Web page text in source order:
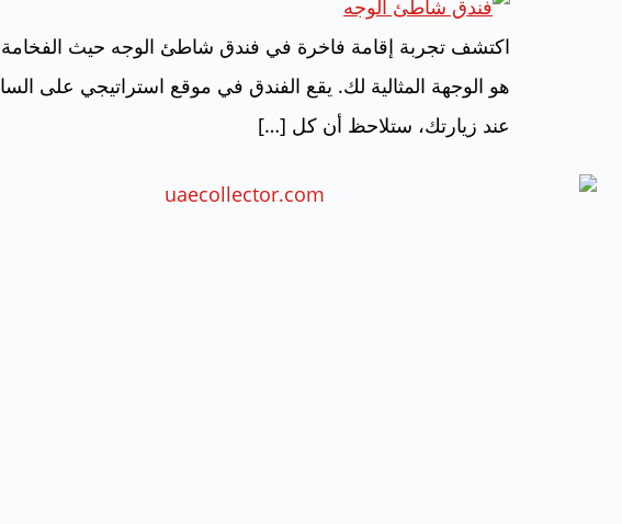
اكتشف تجربة إقامة فاخرة في فندق شاطئ الوجه حيث الفخامة
هو الوجهة المثالية لك. يقع الفندق في موقع استراتيجي على
عند زيارتك، ستلاحظ أن كل […]